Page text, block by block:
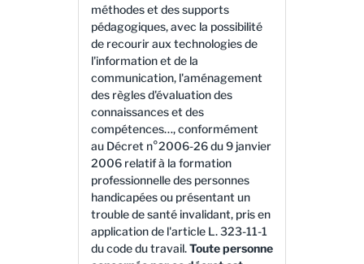
méthodes et des supports
pédagogiques, avec la possibilité
de recourir aux technologies de
l'information et de la
communication, l'aménagement
des règles d'évaluation des
connaissances et des
compétences…, conformément
au Décret n°2006-26 du 9 janvier
2006 relatif à la formation
professionnelle des personnes
handicapées ou présentant un
trouble de santé invalidant, pris en
application de l'article L. 323-11-1
du code du travail.Toute personne